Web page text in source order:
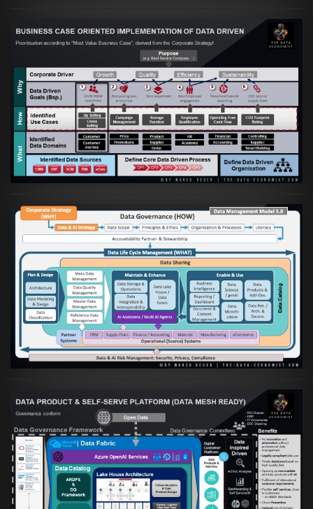
Artikel:
Business Case orientierte
Etablierung einer Data Driven Company
VIEW
Artikel:Die moderne Architektur für
Daten- und KI-orientierte Unternehmen
VIEW
Artikel:Warum eine Data Governance
orientierte Data Fabric essenziell für
skalierbare qualitative Datenprodukte ist